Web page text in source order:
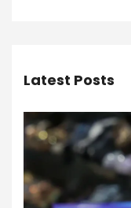
Latest Posts